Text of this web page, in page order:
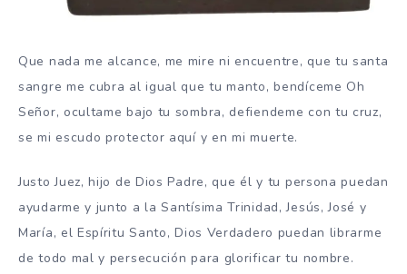
Que nada me alcance, me mire ni encuentre, que tu santa
sangre me cubra al igual que tu manto, bendíceme Oh
Señor, ocultame bajo tu sombra, defiendeme con tu cruz,
se mi escudo protector aquí y en mi muerte.
Justo Juez, hijo de Dios Padre, que él y tu persona puedan
ayudarme y junto a la Santísima Trinidad, Jesús, José y
María, el Espíritu Santo, Dios Verdadero puedan librarme
de todo mal y persecución para glorificar tu nombre.